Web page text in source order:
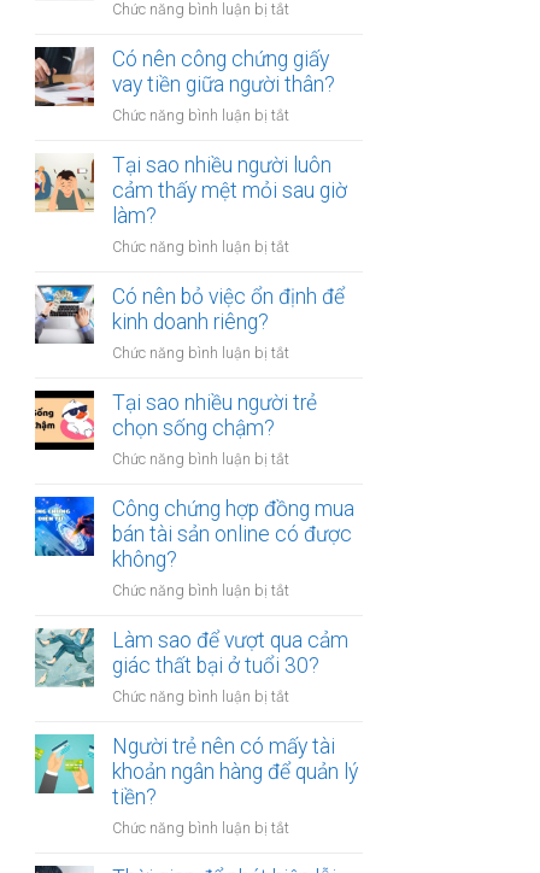
Chức năng bình luận bị tắt
sao
để
khỏi
quen
tiêu
vạ?
Có nên công chứng giấy
vay tiền giữa người thân?
Chức năng bình luận bị tắt
nên
công
chứng
vay
giữa
Tại sao nhiều người luôn
cảm thấy mệt mỏi sau giờ
làm?
Chức năng bình luận bị tắt
sao
luôn
thấy
làm?
Có nên bỏ việc ổn định để
kinh doanh riêng?
Chức năng bình luận bị tắt
nên
ổn
để
kinh
Tại sao nhiều người trẻ
chọn sống chậm?
Chức năng bình luận bị tắt
sao
nhiều
chọn
chậm?
Công chứng hợp đồng mua
bán tài sản online có được
không?
Chức năng bình luận bị tắt
chứng
hợp
mua
tài
sản
không?
Làm sao để vượt qua cảm
giác thất bại ở tuổi 30?
Chức năng bình luận bị tắt
sao
để
vượt
cảm
Người trẻ nên có mấy tài
khoản ngân hàng để quản lý
tiền?
Chức năng bình luận bị tắt